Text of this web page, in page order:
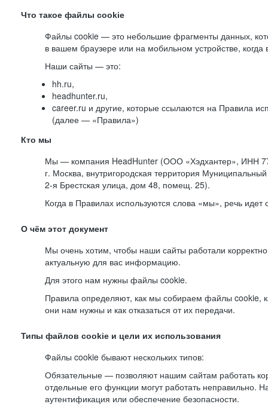
Что такое файлы cookie
Файлы cookie — это небольшие фрагменты данных,
в вашем браузере или на мобильном устройстве,
Наши сайты — это:
hh.ru,
headhunter.ru,
career.ru и другие, которые ссылаются на Правила
(далее — «Правила»)
Кто мы
Мы — компания HeadHunter (ООО «Хэдхантер», ИНН
г. Москва, внутригородская территория Муниципальный
2-я Брестская улица, дом 48, помещ. 25).
Когда в Правилах используются слова «мы», речь
О чём этот документ
Мы очень хотим, чтобы наши сайты работали
актуальную для вас информацию.
Для этого нам нужны файлы cookie.
Правила определяют, как мы собираем файлы cookie,
они нам нужны и как отказаться от их передачи.
Типы файлов cookie и цели их использования
Файлы cookie бывают нескольких типов:
Обязательные — позволяют нашим сайтам работать
отдельные его функции могут работать неправильно.
аутентификация или обеспечение безопасности.